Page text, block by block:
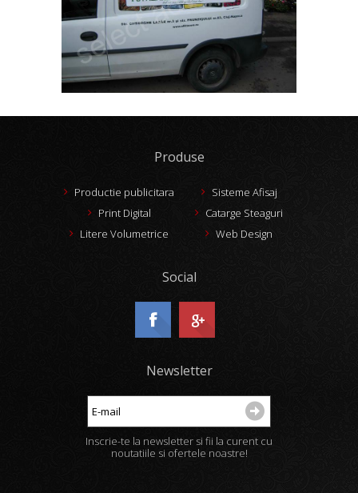
Produse
Productie publicitara
Sisteme Afisaj
Print Digital
Catarge Steaguri
Litere Volumetrice
Web Design
Social
Newsletter
Inscrie-te la newsletter si fii la curent cu
noutatiile si ofertele noastre!